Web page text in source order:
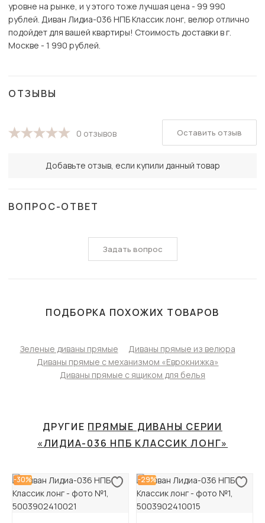
уровне на рынке, и у этого тоже лучшая цена - 99 990
рублей. Диван Лидиа-036 НПБ Классик лонг, велюр отлично
подойдет для вашей квартиры! Стоимость доставки в г.
Москве - 1 990 рублей.
ОТЗЫВЫ
0 отзывов
Добавьте отзыв, если купили данный товар
Оставить отзыв
ВОПРОС-ОТВЕТ
Задать вопрос
ПОДБОРКА ПОХОЖИХ ТОВАРОВ
Зеленые диваны прямые
Диваны прямые из велюра
Диваны прямые с механизмом «Еврокнижка»
Диваны прямые с ящиком для белья
ДРУГИЕ ПРЯМЫЕ ДИВАНЫ СЕРИИ
«ЛИДИА-036 НПБ КЛАССИК ЛОНГ»
-30% -29%